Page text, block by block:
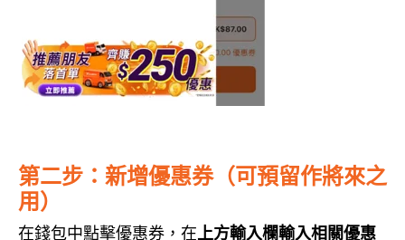
第二步：新增優惠券（可預留作將來之
用）
在錢包中點擊優惠券，在 上方輸入欄輸入相關優惠